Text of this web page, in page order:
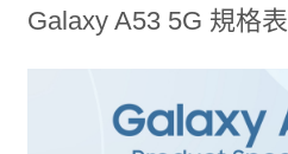
Galaxy A53 5G 規格表